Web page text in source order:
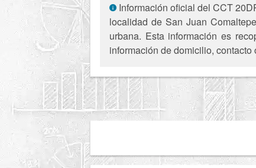
Información oficial del CCT
localidad de San Juan
urbana. Esta información es
información de domicilio,